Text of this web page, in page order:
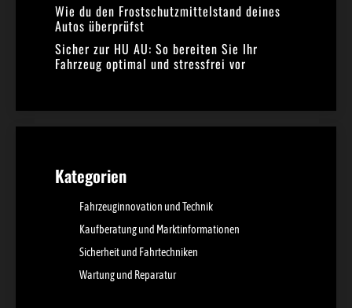
Wie du den Frostschutzmittelstand deines
Autos überprüfst
Sicher zur HU AU: So bereiten Sie Ihr
Fahrzeug optimal und stressfrei vor
Kategorien
Fahrzeuginnovation und Technik
Kaufberatung und Marktinformationen
Sicherheit und Fahrtechniken
Wartung und Reparatur